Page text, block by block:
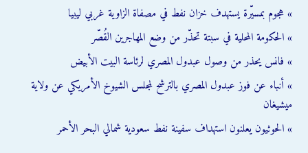
» هجوم بمسيّرة يستهدف خزان نفط في مصفاة الزاوية غربي ليبيا
» الحكومة المحلية في سبتة تحذّر من وضع المهاجرين القُصّر
» فانس يحذر من وصول عبدول المصري لرئاسة البيت الأبيض
» أنباء عن فوز عبدول المصري بالترشح لمجلس الشيوخ الأمريكي عن ولاية
ميشيغان
» الحوثيون يعلنون استهداف سفينة نفط سعودية شمالي البحر الأحمر